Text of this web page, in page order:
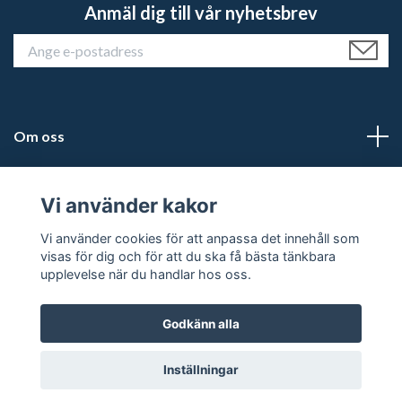
Anmäl dig till vår nyhetsbrev
Om oss
Läs mer
© 2026 Karlstad Jakt & Fritid
Vi använder kakor
Vi använder cookies för att anpassa det innehåll som
visas för dig och för att du ska få bästa tänkbara
upplevelse när du handlar hos oss.
Godkänn alla
Inställningar